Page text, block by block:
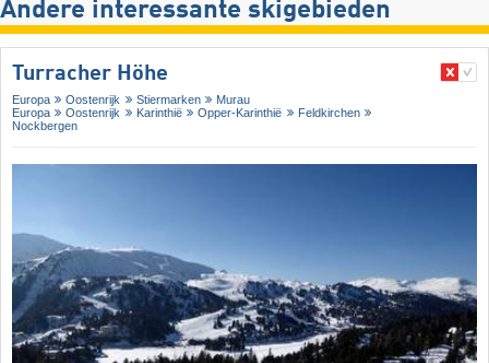
Andere interessante skigebieden
Turracher Höhe
Europa Oostenrijk Stiermarken
Murau
Europa
Oostenrijk Karinthië Opper-Karinthië
Feldkirchen
Nockbergen